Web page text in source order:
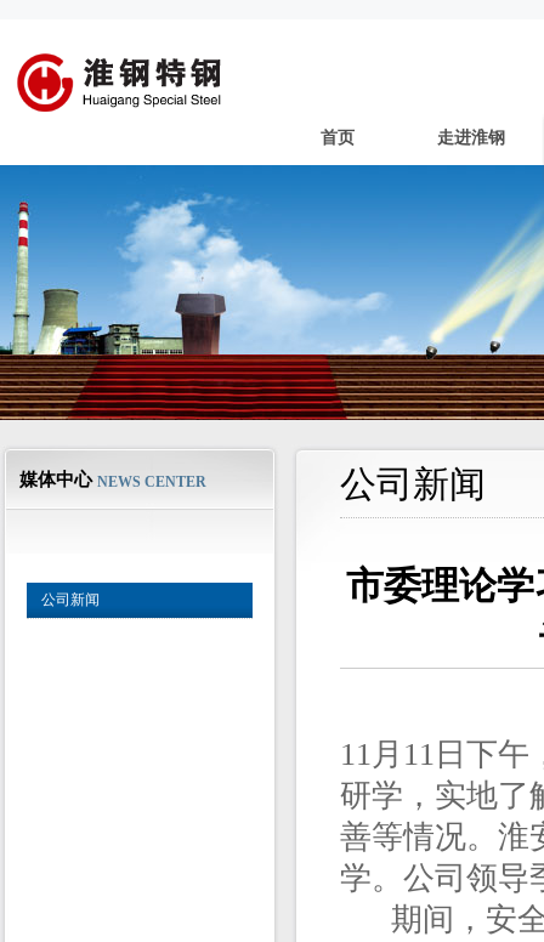
首页 走进淮钢
媒体中心 NEWS CENTER
公司新闻
公司新闻
市委理论
11月11日下
研学，实地了
善等情况。淮
学。公司领导
期间，安全